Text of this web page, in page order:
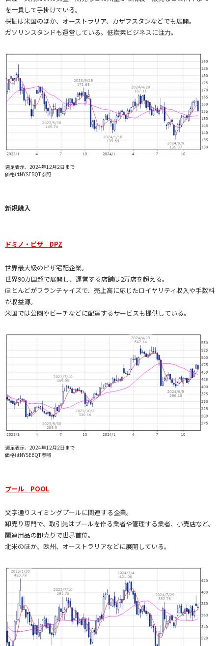
を一貫して手掛けている。
採掘は米国のほか、オーストラリア、カザフスタンなどでも展開。
ガソリンスタンドも運営している。低炭素ビジネスに注力。
週足表示、2024年12月2日まで
価格はNYSEBQT参照
新規購入
ドミノ・ピザ DPZ
世界最大級のピザ宅配企業。
世界90カ国超で展開し、運営する店舗は2万店を超える。
ほとんどがフランチャイズで、売上高に応じたロイヤリティ収入や手数料
が収益源。
米国では公園やビーチなどに配達するサービスも提供している。
週足表示、2024年12月2日まで
価格はNYSEBQT参照
プール POOL
文字通りスイミングプールに関連する企業。
卸売り専門で、取引先はプールを作る業者や管理する業者、小売店など。
関連用品の卸売りで世界首位。
北米のほか、欧州、オーストラリアなどに展開している。